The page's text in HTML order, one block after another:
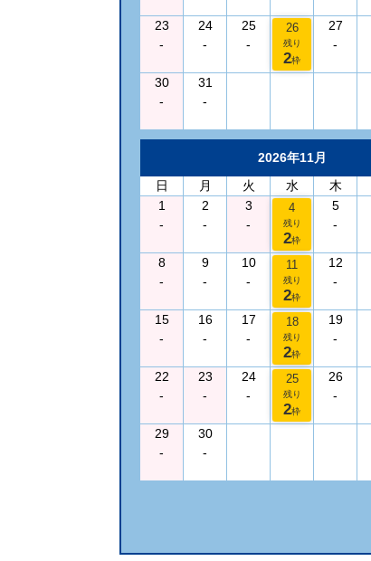
23
-
24
-
25
-
26
残り
2枠
27
-
30
-
31
-
2026年11月
日
月 火 水 木
1
-
2
-
3
-
4
残り
2枠
5
-
8
-
9
-
10
-
11
残り
2枠
12
-
15
-
16
-
17
-
18
残り
2枠
19
-
22
-
23
-
24
-
25
残り
2枠
26
-
29
-
30
-